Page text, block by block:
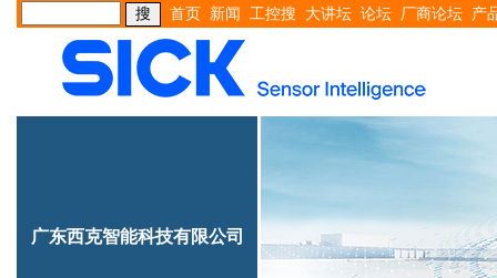
首页 新闻 工控搜 大讲坛 论坛 厂商论坛 产
广东西克智能科技有限公司